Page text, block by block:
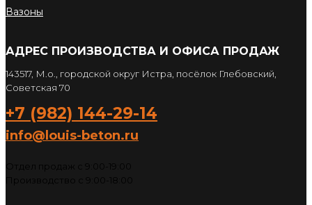
Вазоны
АДРЕС ПРОИЗВОДСТВА И ОФИСА ПРОДАЖ
143517, М.о., городской округ Истра, посёлок Глебовский,
Советская 70
+7 (982) 144-29-14
info@louis-beton.ru